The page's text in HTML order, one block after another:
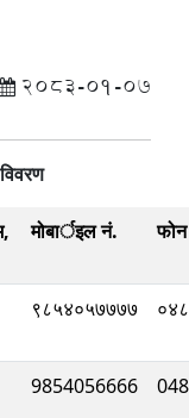
2083-01-07
मोबार्इल नं.
९८५४०५७७७७
9854056666